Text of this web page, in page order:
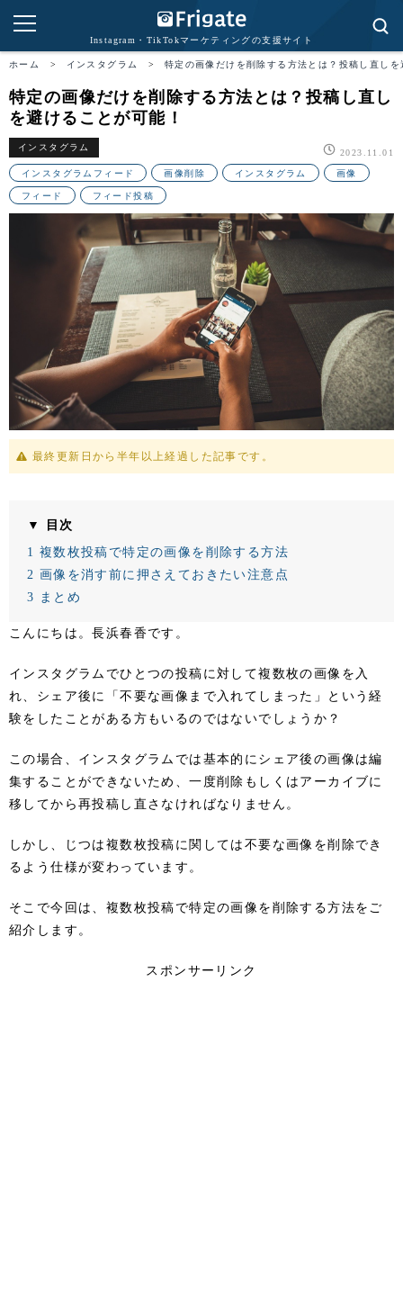
Instagram・TikTokマーケティングの支援サイト
ホーム > インスタグラム > 特定の画像だけを削除する方法とは？投稿し直し
特定の画像だけを削除する方法とは？投稿し直し
を避けることが可能！
インスタグラム
2023.11.01
インスタグラムフィード 画像削除 インスタグラム 画像
フィード フィード投稿
最終更新日から半年以上経過した記事です。
▼ 目次
1 複数枚投稿で特定の画像を削除する方法
2 画像を消す前に押さえておきたい注意点
3 まとめ
こんにちは。長浜春香です。
インスタグラムでひとつの投稿に対して複数枚の画像を入
れ、シェア後に「不要な画像まで入れてしまった」という経
験をしたことがある方もいるのではないでしょうか？
この場合、インスタグラムでは基本的にシェア後の画像は編
集することができないため、一度削除もしくはアーカイブに
移してから再投稿し直さなければなりません。
しかし、じつは複数枚投稿に関しては不要な画像を削除でき
るよう仕様が変わっています。
そこで今回は、複数枚投稿で特定の画像を削除する方法をご
紹介します。
スポンサーリンク